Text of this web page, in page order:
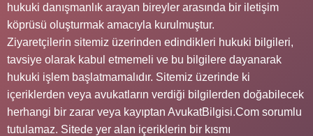
hukuki danışmanlık arayan bireyler arasında bir iletişim
köprüsü oluşturmak amacıyla kurulmuştur.
Ziyaretçilerin sitemiz üzerinden edindikleri hukuki bilgileri,
tavsiye olarak kabul etmemeli ve bu bilgilere dayanarak
hukuki işlem başlatmamalıdır. Sitemiz üzerinde ki
içeriklerden veya avukatların verdiği bilgilerden doğabilecek
herhangi bir zarar veya kayıptan AvukatBilgisi.Com sorumlu
tutulamaz. Sitede yer alan içeriklerin bir kısmı